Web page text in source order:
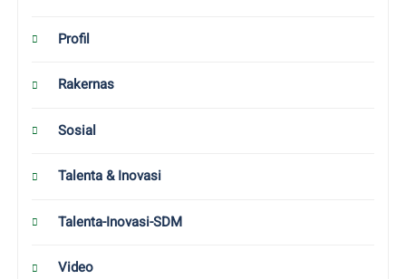
Profil
Rakernas
Sosial
Talenta & Inovasi
Talenta-Inovasi-SDM
Video